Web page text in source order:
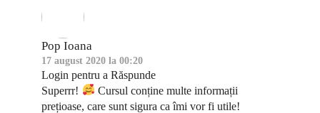
Pop Ioana
17 august 2020 la 00:20
Login pentru a Răspunde
Superrr!
Cursul conține multe informații
prețioase, care sunt sigura ca îmi vor fi utile!